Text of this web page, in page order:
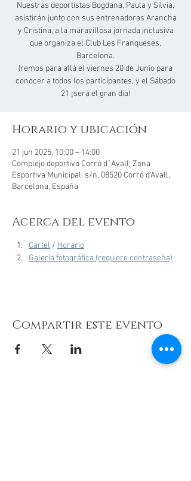
Nuestras deportistas Bogdana, Paula y Silvia,
asistirán junto con sus entrenadoras Arancha
y Cristina, a la maravillosa jornada inclusiva
que organiza el Club Les Franqueses,
Barcelona.
Iremos para allá el viernes 20 de Junio para
conocer a todos los participantes, y el Sábado
21 ¡será el gran día!
Horario y ubicación
21 jun 2025, 10:00 – 14:00
Complejo deportivo Corró d´Avall, Zona
Esportiva Municipal, s/n, 08520 Corró d'Avall,
Barcelona, España
Acerca del evento
Cartel / Horario
Galería fotográfica (requiere contraseña)
Compartir este evento